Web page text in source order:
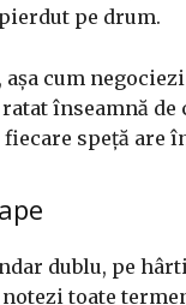
pe drum.
cum
înseamnă
speță are
dublu, pe
toate